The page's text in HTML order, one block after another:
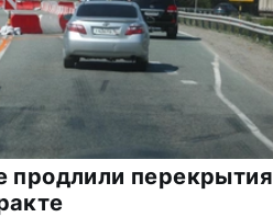
продлили перекрытия